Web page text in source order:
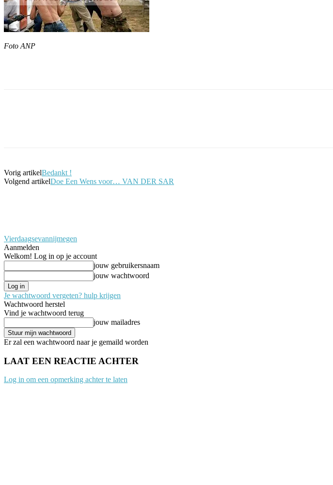
Foto ANP
Vorig artikelBedankt !
Volgend artikelDoe Een Wens voor… VAN DER SAR
Vierdaagsevannijmegen
Aanmelden
Welkom! Log in op je account
jouw gebruikersnaam
jouw wachtwoord
Je wachtwoord vergeten? hulp krijgen
Wachtwoord herstel
Vind je wachtwoord terug
jouw mailadres
Er zal een wachtwoord naar je gemaild worden
LAAT EEN REACTIE ACHTER
Log in om een opmerking achter te laten